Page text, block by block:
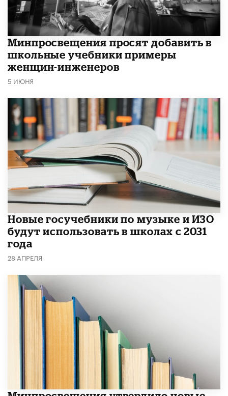
Минпросвещения просят добавить в
школьные учебники примеры
женщин-инженеров
5 ИЮНЯ
Новые госучебники по музыке и ИЗО
будут использовать в школах с 2031
года
28 АПРЕЛЯ